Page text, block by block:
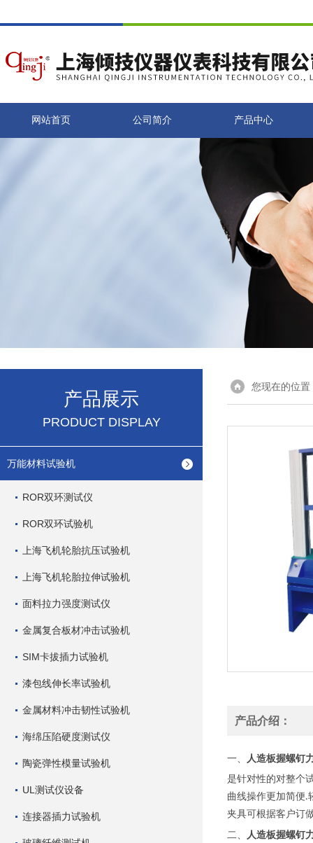
网站首页 公司简介 产品中心
产品展示
PRODUCT DISPLAY
万能材料试验机
ROR双环测试仪
ROR双环试验机
上海飞机轮胎抗压试验机
上海飞机轮胎拉伸试验机
面料拉力强度测试仪
金属复合板材冲击试验机
SIM卡拔插力试验机
漆包线伸长率试验机
金属材料冲击韧性试验机
海绵压陷硬度测试仪
陶瓷弹性模量试验机
UL测试仪设备
连接器插力试验机
您现在的位置
产品介绍：
一、 人造板握螺钉
是针对性的对整个
曲线操作更加简便.
夹具可根据客户订
二、
人造板握螺钉